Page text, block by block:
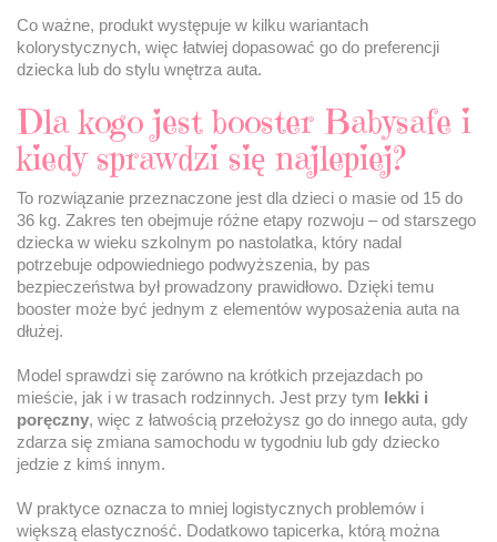
Co ważne, produkt występuje w kilku wariantach
kolorystycznych, więc łatwiej dopasować go do preferencji
dziecka lub do stylu wnętrza auta.
Dla kogo jest booster Babysafe i
kiedy sprawdzi się najlepiej?
To rozwiązanie przeznaczone jest dla dzieci o masie od 15 do
36 kg. Zakres ten obejmuje różne etapy rozwoju – od starszego
dziecka w wieku szkolnym po nastolatka, który nadal
potrzebuje odpowiedniego podwyższenia, by pas
bezpieczeństwa był prowadzony prawidłowo. Dzięki temu
booster może być jednym z elementów wyposażenia auta na
dłużej.
Model sprawdzi się zarówno na krótkich przejazdach po
mieście, jak i w trasach rodzinnych. Jest przy tym lekki i
poręczny, więc z łatwością przełożysz go do innego auta, gdy
zdarza się zmiana samochodu w tygodniu lub gdy dziecko
jedzie z kimś innym.
W praktyce oznacza to mniej logistycznych problemów i
większą elastyczność. Dodatkowo tapicerka, którą można